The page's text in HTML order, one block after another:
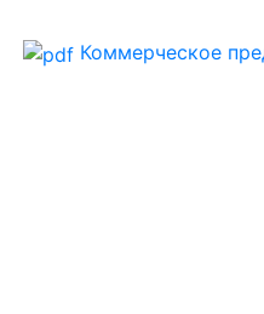
Коммерческое